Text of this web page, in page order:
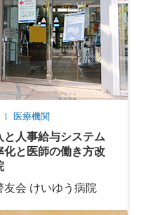
医療機関
人事給与システム
と医師の働き方改
会 けいゆう病院